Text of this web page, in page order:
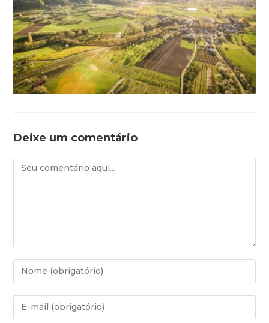
Deixe um comentário
Comentário
Digite
seu
nome
ou
Digite
seu